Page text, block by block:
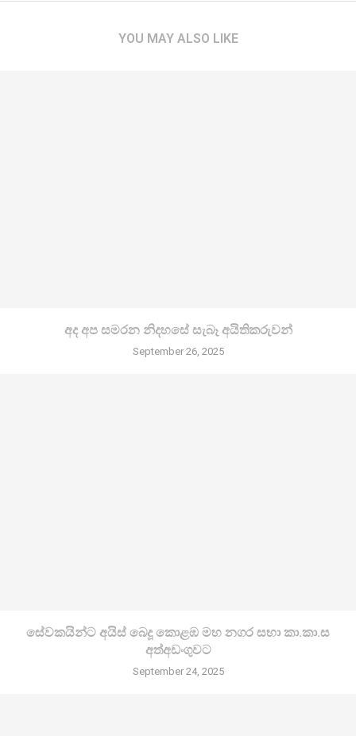
YOU MAY ALSO LIKE
අද අප සමරන නිදහසේ සැබෑ අයිතිකරුවන්
September 26, 2025
සේවකයින්ට අයිස් බෙදූ කොළඹ මහ නගර සභා කා.කා.ස
අත්අඩංගුවට
September 24, 2025